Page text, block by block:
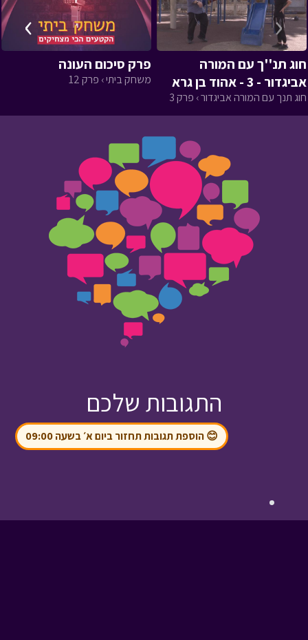
חוג תנ''ך עם המורה
אביגדור - 3 - אהוד בן גרא
חוג תנך עם המורה אביגדור › פרק 3
פרק סיכום העונה
משחק ביתי › פרק 12
‹
›
התגובות שלכם
😊 הוספת תגובות תחזור ביום א׳ בשעה 09:00